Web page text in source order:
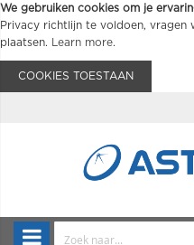
We gebruiken cookies om je
Privacy richtlijn te voldoen, vragen
plaatsen.
Learn more.
COOKIES TOESTAAN